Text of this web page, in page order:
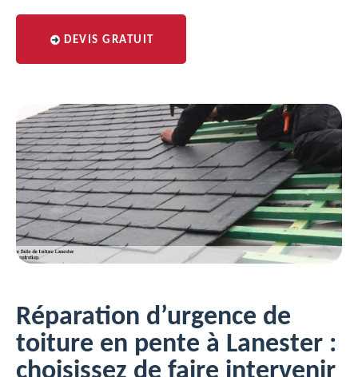
DEVIS GRATUIT
Réparation d’urgence de
toiture en pente à Lanester :